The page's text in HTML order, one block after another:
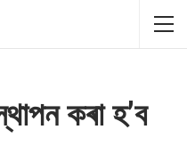
কৰা হ’ব